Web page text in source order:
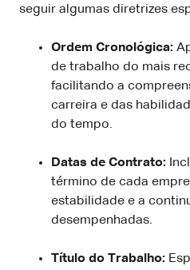
seguir algumas diretrizes
Ordem Cronológica:
de trabalho do mais
facilitando a
carreira e das
do tempo.
Datas de Contrato:
término de cada
estabilidade e a
desempenhadas.
Título do Trabalho: